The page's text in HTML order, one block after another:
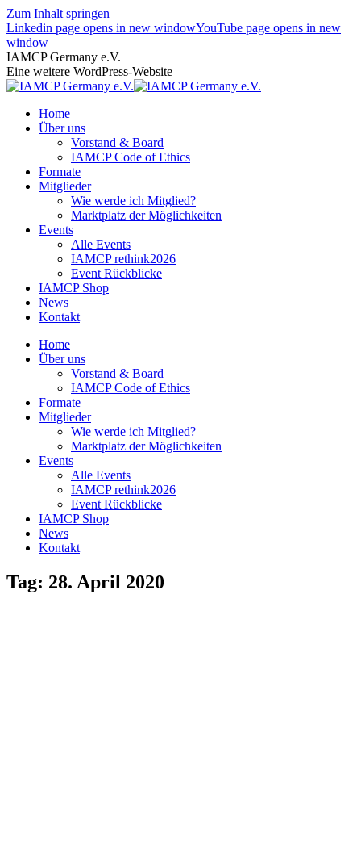
Zum Inhalt springen
Linkedin page opens in new windowYouTube page opens in new
window
IAMCP Germany e.V.
Eine weitere WordPress-Website
Home
Über uns
Vorstand & Board
IAMCP Code of Ethics
Formate
Mitglieder
Wie werde ich Mitglied?
Marktplatz der Möglichkeiten
Events
Alle Events
IAMCP rethink2026
Event Rückblicke
IAMCP Shop
News
Kontakt
Home
Über uns
Vorstand & Board
IAMCP Code of Ethics
Formate
Mitglieder
Wie werde ich Mitglied?
Marktplatz der Möglichkeiten
Events
Alle Events
IAMCP rethink2026
Event Rückblicke
IAMCP Shop
News
Kontakt
Tag: 28. April 2020